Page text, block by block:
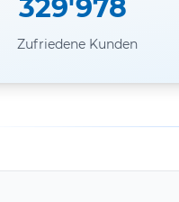
329'978
Zufriedene Kunden